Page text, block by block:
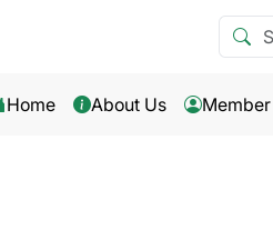
Home About Us Member